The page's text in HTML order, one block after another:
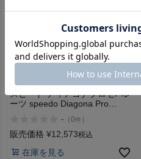
【10%OFF】水泳 スイム フィットネス
水着
スピード ディアゴナプロセパレ
ーツ speedo Diagona Pro
- （0件 ）
販売価格 ¥12,573税込
在庫を見る